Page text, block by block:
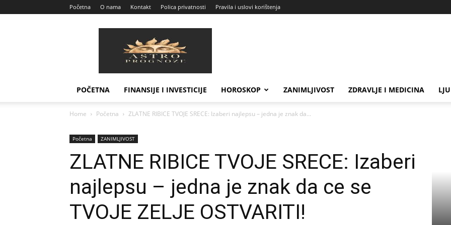
Početna O nama Kontakt Polica privatnosti Pravila i uslovi korištenja
Prognoze
POČETNA FINANSIJE I INVESTICIJE HOROSKOP ZANIMLJIVOST ZDRAVLJE I MEDICINA
Home Početna ZLATNE RIBICE TVOJE SRECE: Izaberi najlepsu – jedna je znak da...
Početna ZANIMLJIVOST
ZLATNE RIBICE TVOJE SRECE: Izaberi
najlepsu – jedna je znak da ce se
TVOJE ZELJE OSTVARITI!